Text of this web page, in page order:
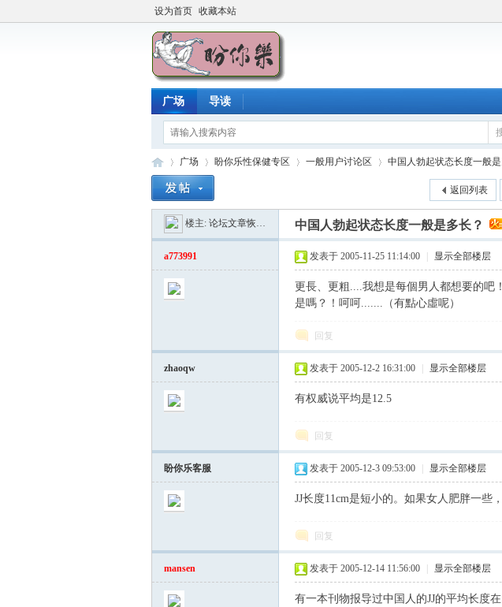
设为首页 收藏本站
广场 导读
»
广场
›
盼你乐性保健专区 一般用户讨论区
›
中国人勃起状态长度一般是
返回列表
楼主: 论坛文章恢复器 中国人勃起状态长度一般是多长？
a773991 发表于 2005-11-25 11:14:00 显示全部楼层
更長、更粗....我想是每個男人都想要的吧
是嗎？！呵呵.......（有點心虛呢）
回复
zhaoqw 发表于 2005-12-2 16:31:00 显示全部楼层
有权威说平均是12.5
回复
盼你乐客服 发表于 2005-12-3 09:53:00 显示全部楼层
JJ长度11cm是短小的。如果女人肥胖一些
回复
mansen 发表于 2005-12-14 11:56:00 显示全部楼层
有一本刊物报导过中国人的JJ的平均长